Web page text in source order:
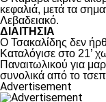
κεφαλιά, μετά τα
Λεβαδειακό.
ΔΙΑΙΤΗΣΙΑ
Ο Τσακαλίδης δεν
Καταλόγισε στο 21’
Παναιτωλικού για
συνολικά από το
Advertisement